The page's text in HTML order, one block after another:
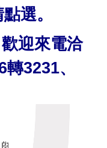
選。
迎來電洽
3231、